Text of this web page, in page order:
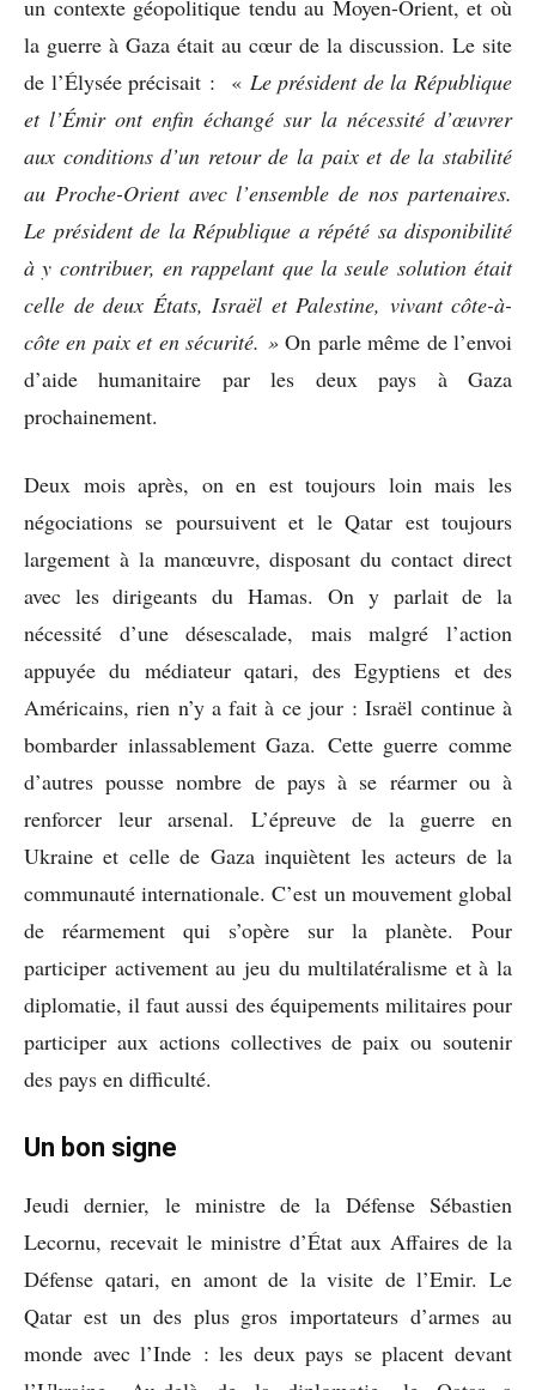
un contexte géopolitique tendu au Moyen-Orient, et où
la guerre à Gaza était au cœur de la discussion. Le site
de l’Élysée précisait : « Le président de la République
et l’Émir ont enfin échangé sur la nécessité d’œuvrer
aux conditions d’un retour de la paix et de la stabilité
au Proche-Orient avec l’ensemble de nos partenaires.
Le président de la République a répété sa disponibilité
à y contribuer, en rappelant que la seule solution était
celle de deux États, Israël et Palestine, vivant côte-à-
côte en paix et en sécurité. »On parle même de l’envoi
d’aide humanitaire par les deux pays à Gaza
prochainement.
Deux mois après, on en est toujours loin mais les
négociations se poursuivent et le Qatar est toujours
largement à la manœuvre, disposant du contact direct
avec les dirigeants du Hamas. On y parlait de la
nécessité d’une désescalade, mais malgré l’action
appuyée du médiateur qatari, des Egyptiens et des
Américains, rien n’y a fait à ce jour : Israël continue à
bombarder inlassablement Gaza. Cette guerre comme
d’autres pousse nombre de pays à se réarmer ou à
renforcer leur arsenal. L’épreuve de la guerre en
Ukraine et celle de Gaza inquiètent les acteurs de la
communauté internationale. C’est un mouvement global
de réarmement qui s’opère sur la planète. Pour
participer activement au jeu du multilatéralisme et à la
diplomatie, il faut aussi des équipements militaires pour
participer aux actions collectives de paix ou soutenir
des pays en difficulté.
Un bon signe
Jeudi dernier, le ministre de la Défense Sébastien
Lecornu, recevait le ministre d’État aux Affaires de la
Défense qatari, en amont de la visite de l’Emir. Le
Qatar est un des plus gros importateurs d’armes au
monde avec l’Inde : les deux pays se placent devant